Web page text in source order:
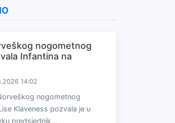
nogometnog
Infantina na
14:02
nogometnog
Klaveness pozvala je u
predsjednik...